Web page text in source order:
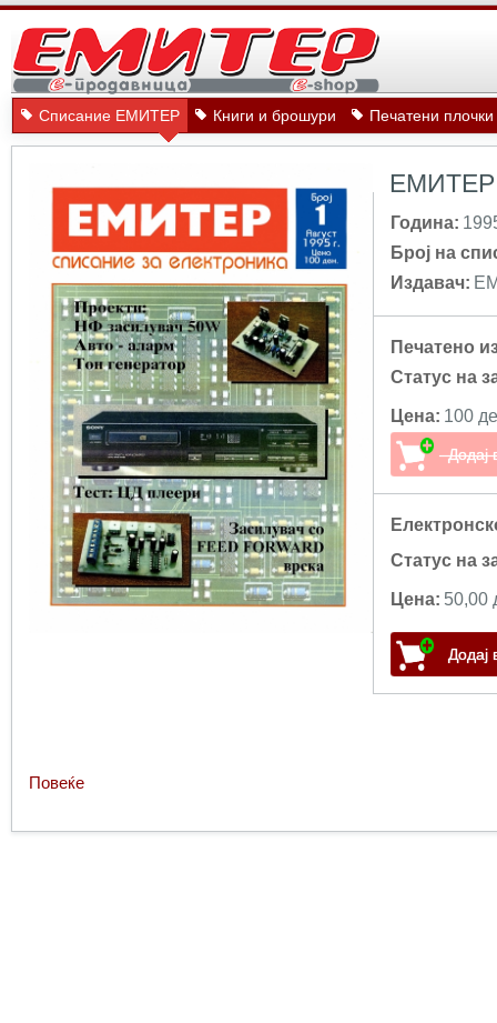
Списание ЕМИТЕР Книги и брошури Печатени
ЕМИТЕР
Година:
Број на
Издавач:
Печатено
Статус на
Цена: 100
Статус на
Цена: 50,00
Повеќе